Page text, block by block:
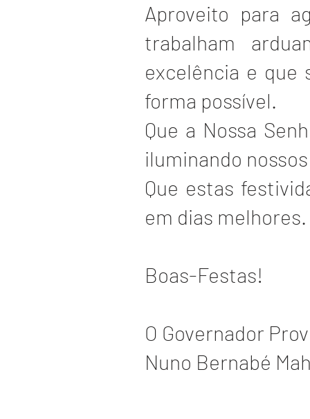
Aproveito para
trabalham
excelência e que
forma possível.
Que a Nossa
iluminando
Que estas
em dias melhores.
Boas-Festas!
O Governador
Nuno Bernabé